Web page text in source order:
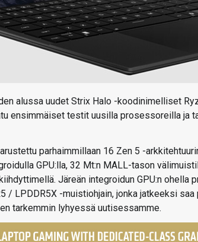
alussa uudet Strix Halo -koodinimelliset
ensimmäiset testit uusilla prosessoreilla ja
parhaimmillaan 16 Zen 5 -
GPU:lla, 32 Mt:n MALL-tason
Järeän integroidun GPU:n ohella
/ LPDDR5X -muistiohjain, jonka jatkeeksi
tarkemmin lyhyessä uutisessamme.